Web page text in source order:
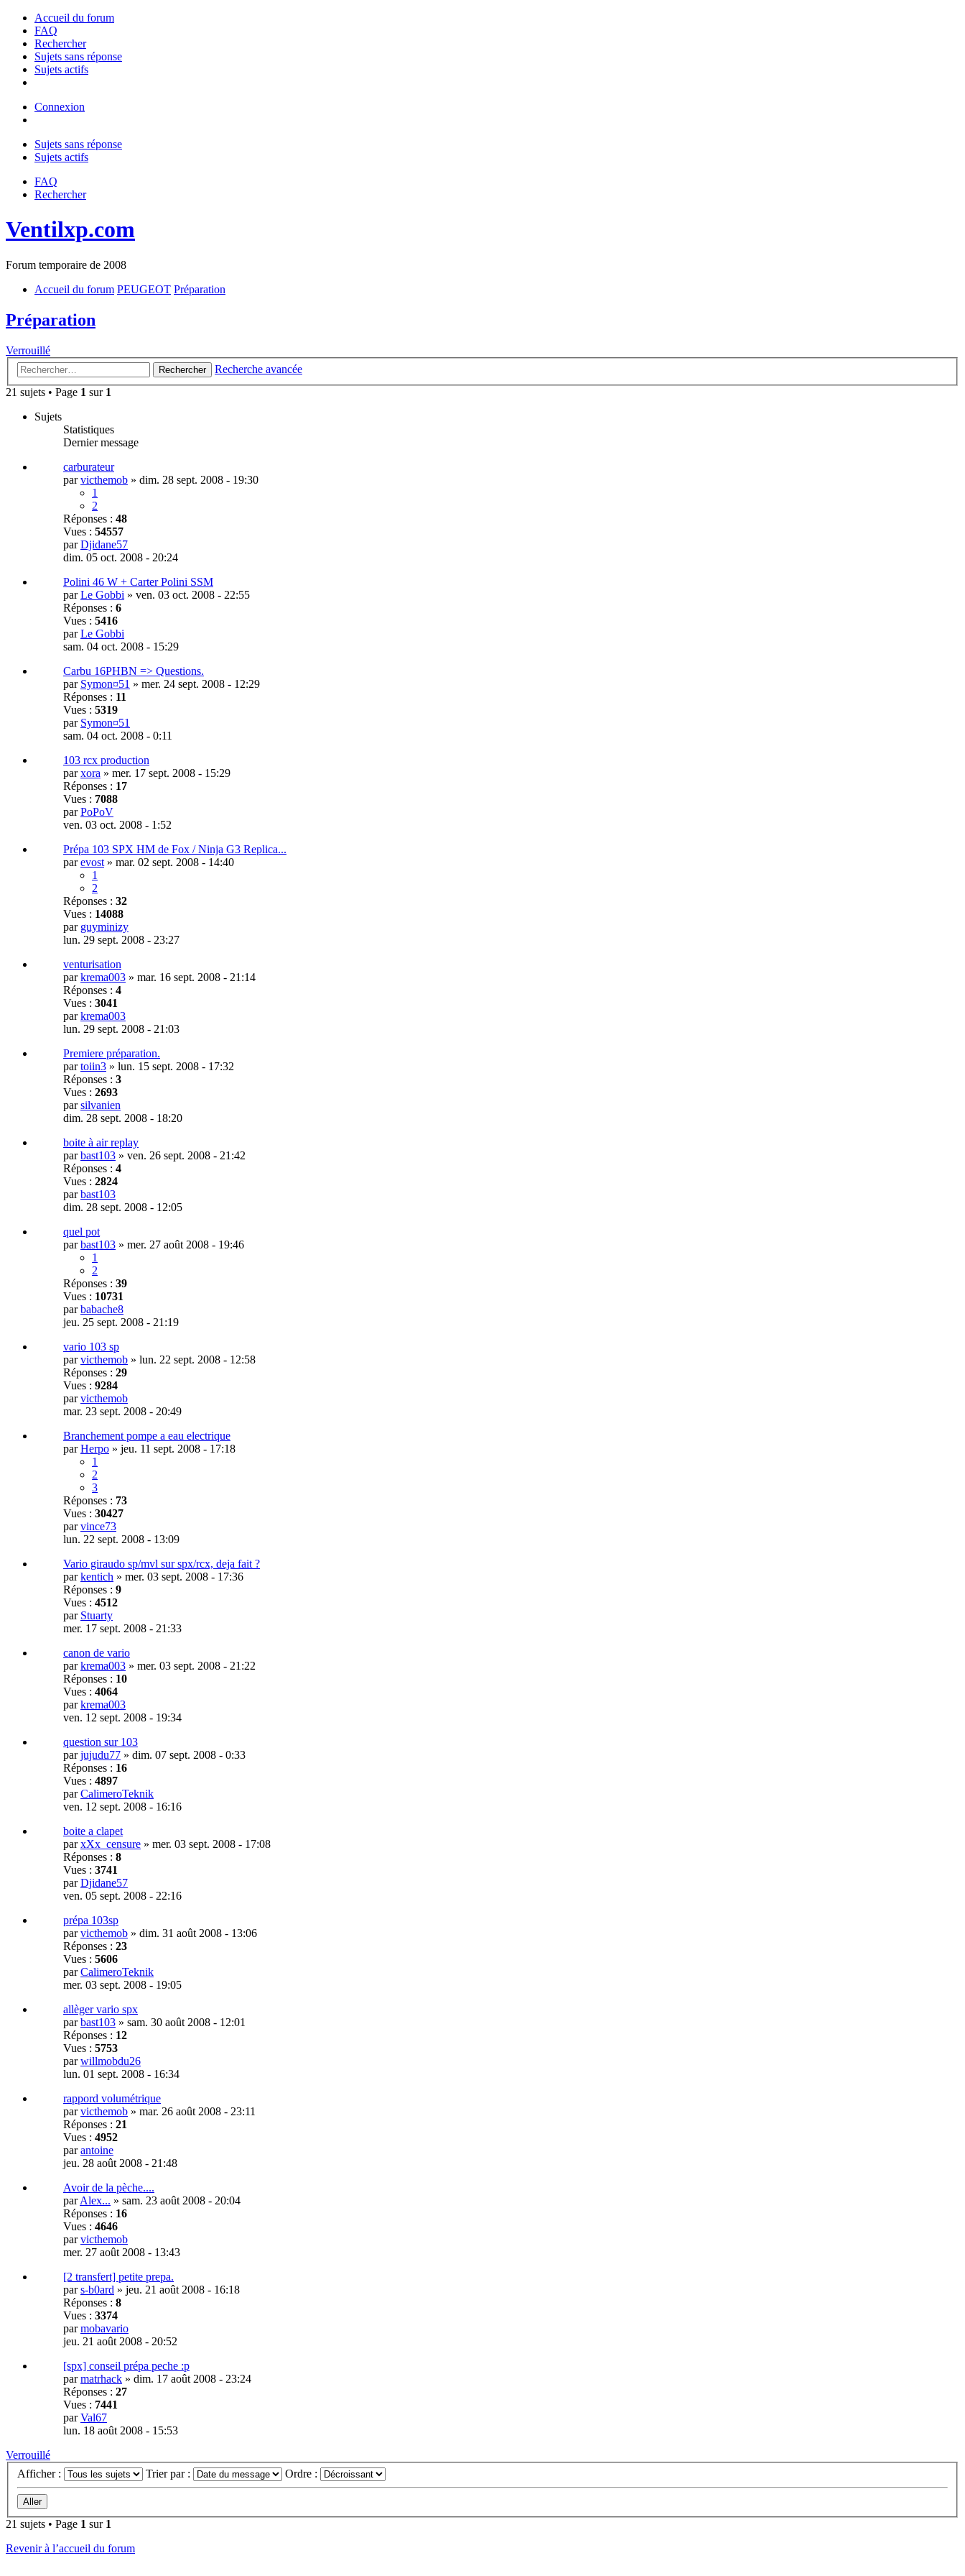
Accueil du forum
FAQ
Rechercher
Sujets sans réponse
Sujets actifs
Connexion
Sujets sans réponse
Sujets actifs
FAQ
Rechercher
Ventilxp.com
Forum temporaire de 2008
Accueil du forum PEUGEOT Préparation
Préparation
Verrouillé
Rechercher
Recherche avancée
21 sujets • Page 1 sur 1
Sujets
Statistiques
Dernier message
carburateur
parvicthemob » dim. 28 sept. 2008 - 19:30
1
2
Réponses : 48
Vues : 54557
parDjidane57
dim. 05 oct. 2008 - 20:24
Polini 46 W + Carter Polini SSM
parLe Gobbi » ven. 03 oct. 2008 - 22:55
Réponses : 6
Vues : 5416
parLe Gobbi
sam. 04 oct. 2008 - 15:29
Carbu 16PHBN => Questions.
par Symon¤51 » mer. 24 sept. 2008 - 12:29
Réponses : 11
Vues : 5319
par Symon¤51
sam. 04 oct. 2008 - 0:11
103 rcx production
parxora » mer. 17 sept. 2008 - 15:29
Réponses : 17
Vues : 7088
parPoPoV
ven. 03 oct. 2008 - 1:52
Prépa 103 SPX HM de Fox / Ninja G3 Replica...
parevost » mar. 02 sept. 2008 - 14:40
1
2
Réponses : 32
Vues : 14088
par guyminizy
lun. 29 sept. 2008 - 23:27
venturisation
parkrema003 » mar. 16 sept. 2008 - 21:14
Réponses : 4
Vues : 3041
parkrema003
lun. 29 sept. 2008 - 21:03
Premiere préparation.
partoiin3 » lun. 15 sept. 2008 - 17:32
Réponses : 3
Vues : 2693
parsilvanien
dim. 28 sept. 2008 - 18:20
boite à air replay
parbast103 » ven. 26 sept. 2008 - 21:42
Réponses : 4
Vues : 2824
parbast103
dim. 28 sept. 2008 - 12:05
quel pot
parbast103 » mer. 27 août 2008 - 19:46
1
2
Réponses : 39
Vues : 10731
parbabache8
jeu. 25 sept. 2008 - 21:19
vario 103 sp
parvicthemob » lun. 22 sept. 2008 - 12:58
Réponses : 29
Vues : 9284
parvicthemob
mar. 23 sept. 2008 - 20:49
Branchement pompe a eau electrique
parHerpo » jeu. 11 sept. 2008 - 17:18
1
2
3
Réponses : 73
Vues : 30427
parvince73
lun. 22 sept. 2008 - 13:09
Vario giraudo sp/mvl sur spx/rcx, deja fait ?
parkentich » mer. 03 sept. 2008 - 17:36
Réponses : 9
Vues : 4512
par Stuarty
mer. 17 sept. 2008 - 21:33
canon de vario
parkrema003 » mer. 03 sept. 2008 - 21:22
Réponses : 10
Vues : 4064
parkrema003
ven. 12 sept. 2008 - 19:34
question sur 103
parjujudu77 » dim. 07 sept. 2008 - 0:33
Réponses : 16
Vues : 4897
parCalimeroTeknik
ven. 12 sept. 2008 - 16:16
boite a clapet
parxXx_censure » mer. 03 sept. 2008 - 17:08
Réponses : 8
Vues : 3741
parDjidane57
ven. 05 sept. 2008 - 22:16
prépa 103sp
parvicthemob » dim. 31 août 2008 - 13:06
Réponses : 23
Vues : 5606
parCalimeroTeknik
mer. 03 sept. 2008 - 19:05
allèger vario spx
parbast103 » sam. 30 août 2008 - 12:01
Réponses : 12
Vues : 5753
parwillmobdu26
lun. 01 sept. 2008 - 16:34
rappord volumétrique
parvicthemob » mar. 26 août 2008 - 23:11
Réponses : 21
Vues : 4952
parantoine
jeu. 28 août 2008 - 21:48
Avoir de la pèche....
parAlex... » sam. 23 août 2008 - 20:04
Réponses : 16
Vues : 4646
parvicthemob
mer. 27 août 2008 - 13:43
[2 transfert] petite prepa.
pars-b0ard » jeu. 21 août 2008 - 16:18
Réponses : 8
Vues : 3374
parmobavario
jeu. 21 août 2008 - 20:52
[spx] conseil prépa peche :p
parmatrhack » dim. 17 août 2008 - 23:24
Réponses : 27
Vues : 7441
parVal67
lun. 18 août 2008 - 15:53
Verrouillé
Afficher :
Trier par : Ordre :
21 sujets • Page 1 sur 1
Revenir à l’accueil du forum